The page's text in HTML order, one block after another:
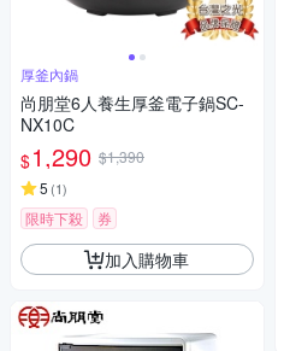
厚釜內鍋
尚朋堂6人養生厚釜電子鍋SC-
NX10C
$1,290 $1,390
5 (1)
限時下殺 券
加入購物車